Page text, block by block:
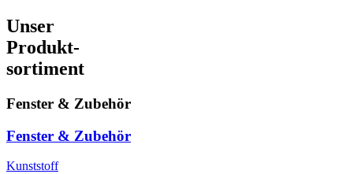
Unser
Produkt-
sortiment
Fenster & Zubehör
Fenster & Zubehör
Kunststoff